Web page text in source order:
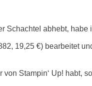
Schachtel abhebt,
19,25 €) bearbeitet
Stampin‘ Up! habt,